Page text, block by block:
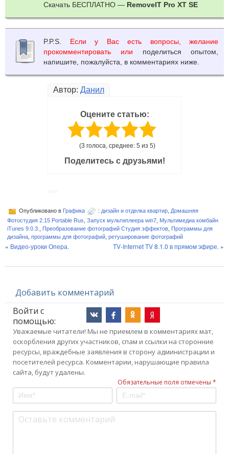
Скачать БЕСПЛАТНО — RemoveIT Pro XT SE
P.P.S. Если у Вас есть вопросы, желание
прокомментировать или поделиться опытом,
напишите, пожалуйста, в комментариях ниже.
Автор: Данил
Оцените статью:
(3 голоса, среднее: 5 из 5)
Поделитесь с друзьями!
Опубликовано в Графика : дизайн и отделка квартир Домашняя
Фотостудия 2.15 Portable Rus Запуск мультиплеера win7 Мультимедиа комбайн
iTunes 9.0.3.
Преобразование фотографий Студия эффектов Программы для
дизайна программы для фотографий ретуширование фотографий
« Видео-уроки Опера. TV-Internet TV 8.1.0 в прямом эфире. »
Добавить комментарий
Войти с
помощью:
Уважаемые читатели! Мы не приемлем в комментариях мат,
оскорбления других участников, спам и ссылки на сторонние
ресурсы, враждебные заявления в сторону администрации и
посетителей ресурса. Комментарии, нарушающие правила
сайта, будут удалены.
Обязательные поля отмечены *